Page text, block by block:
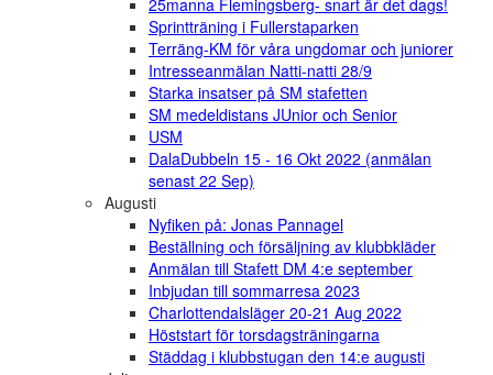
25manna Flemingsberg- snart är det dags!
Sprintträning i Fullerstaparken
Terräng-KM för våra ungdomar och juniorer
Intresseanmälan Natti-natti 28/9
Starka insatser på SM stafetten
SM medeldistans JUnior och Senior
USM
DalaDubbeln 15 - 16 Okt 2022 (anmälan
senast 22 Sep)
Augusti
Nyfiken på: Jonas Pannagel
Beställning och försäljning av klubbkläder
Anmälan till Stafett DM 4:e september
Inbjudan till sommarresa 2023
Charlottendalsläger 20-21 Aug 2022
Höststart för torsdagsträningarna
Städdag i klubbstugan den 14:e augusti